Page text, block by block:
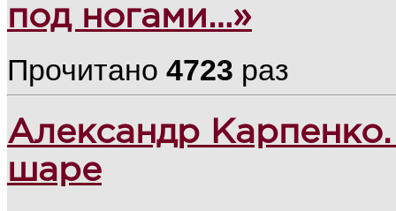
под ногами…»
Прочитано 4723 раз
Александр
шаре